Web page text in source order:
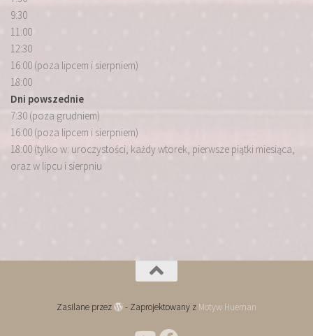
9:30
11:00
12:30
16:00 (poza lipcem i sierpniem)
18:00
Dni powszednie
7:30 (poza grudniem)
16:00 (poza lipcem i sierpniem)
18:00 (tylko w: uroczystości, każdy wtorek, pierwsze piątki miesiąca,
oraz w lipcu i sierpniu
Zasilane przez - Zaprojektowany z Motyw Hueman